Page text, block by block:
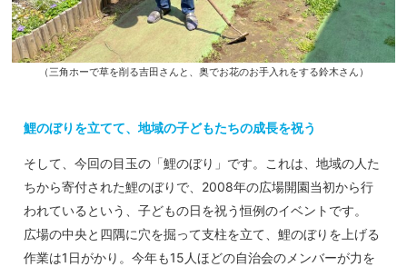
（三角ホーで草を削る吉田さんと、奥でお花のお手入れをする鈴木さん）
鯉のぼりを立てて、地域の子どもたちの成長を祝う
そして、今回の目玉の「鯉のぼり」です。これは、地域の人た
ちから寄付された鯉のぼりで、2008年の広場開園当初から行
われているという、子どもの日を祝う恒例のイベントです。
広場の中央と四隅に穴を掘って支柱を立て、鯉のぼりを上げる
作業は1日がかり。今年も15人ほどの自治会のメンバーが力を